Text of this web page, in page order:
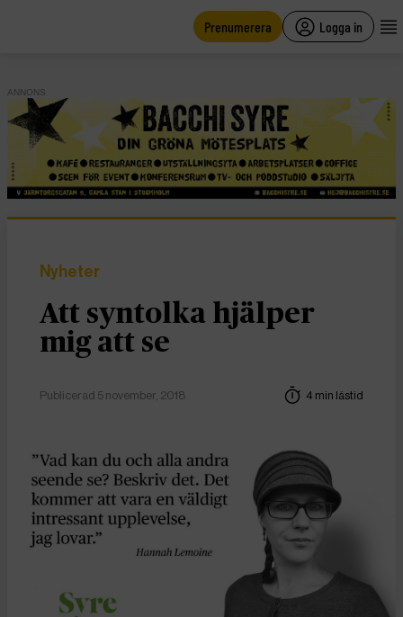
Prenumerera Logga in
ANNONS
Nyheter
Att syntolka hjälper
mig att se
Publicerad 5 november, 2018 4 min lästid